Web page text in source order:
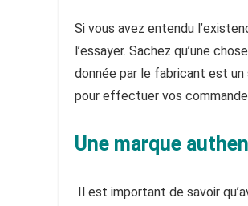
Si vous avez entendu
l’essayer. Sachez qu’une
donnée par le fabricant est
pour effectuer vos
Une marque
Il est important de savoir